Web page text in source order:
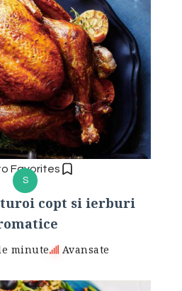
Favorites
S
copt si ierburi
minute Avansate